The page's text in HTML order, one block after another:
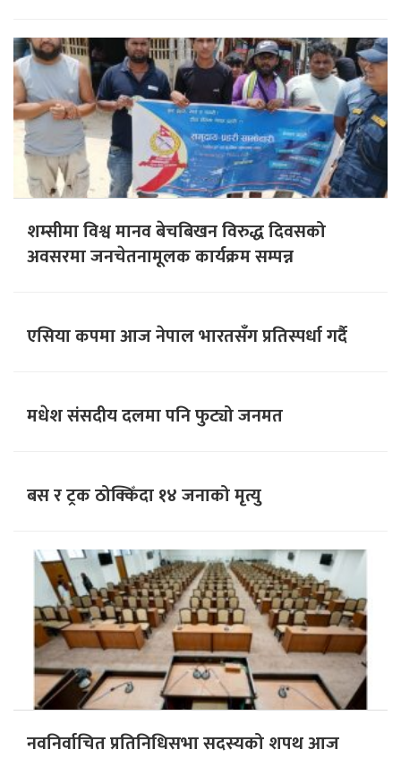
शम्सीमा विश्व मानव बेचबिखन विरुद्ध दिवसको
अवसरमा जनचेतनामूलक कार्यक्रम सम्पन्न
एसिया कपमा आज नेपाल भारतसँग प्रतिस्पर्धा गर्दै
मधेश संसदीय दलमा पनि फुट्यो जनमत
बस र ट्रक ठोक्किँदा १४ जनाको मृत्यु
नवनिर्वाचित प्रतिनिधिसभा सदस्यको शपथ आज